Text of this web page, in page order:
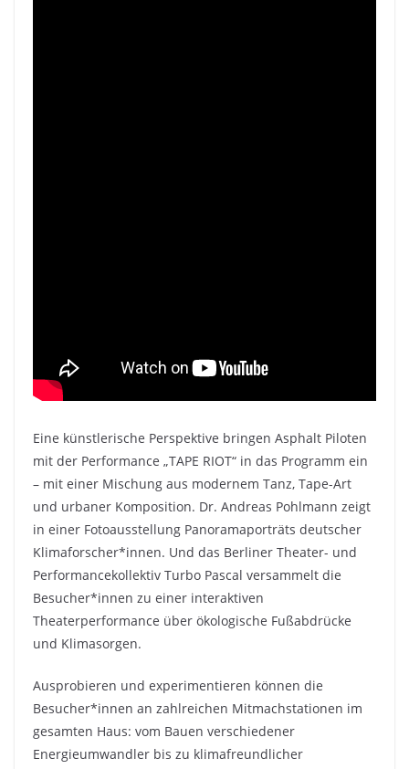
Eine künstlerische Perspektive bringen Asphalt Piloten
mit der Performance „TAPE RIOT“ in das Programm ein
– mit einer Mischung aus modernem Tanz, Tape-Art
und urbaner Komposition. Dr. Andreas Pohlmann zeigt
in einer Fotoausstellung Panoramaporträts deutscher
Klimaforscher*innen. Und das Berliner Theater- und
Performancekollektiv Turbo Pascal versammelt die
Besucher*innen zu einer interaktiven
Theaterperformance über ökologische Fußabdrücke
und Klimasorgen.
Ausprobieren und experimentieren können die
Besucher*innen an zahlreichen Mitmachstationen im
gesamten Haus: vom Bauen verschiedener
Energieumwandler bis zu klimafreundlicher